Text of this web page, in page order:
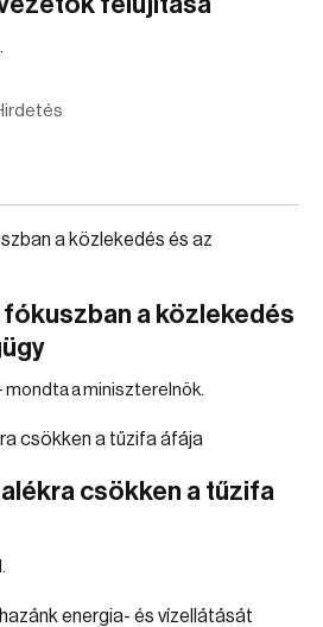
a közlekedés
a miniszterelnök.
csökken a tűzifa